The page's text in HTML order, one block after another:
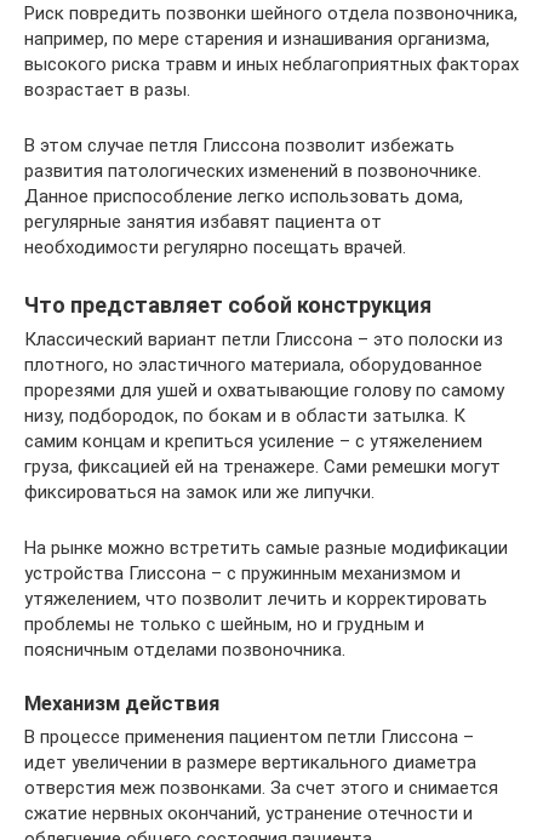
Риск повредить позвонки шейного отдела позвоночника,
например, по мере старения и изнашивания организма,
высокого риска травм и иных неблагоприятных факторах
возрастает в разы.
В этом случае петля Глиссона позволит избежать
развития патологических изменений в позвоночнике.
Данное приспособление легко использовать дома,
регулярные занятия избавят пациента от
необходимости регулярно посещать врачей.
Что представляет собой конструкция
Классический вариант петли Глиссона – это полоски из
плотного, но эластичного материала, оборудованное
прорезями для ушей и охватывающие голову по самому
низу, подбородок, по бокам и в области затылка. К
самим концам и крепиться усиление – с утяжелением
груза, фиксацией ей на тренажере. Сами ремешки могут
фиксироваться на замок или же липучки.
На рынке можно встретить самые разные модификации
устройства Глиссона – с пружинным механизмом и
утяжелением, что позволит лечить и корректировать
проблемы не только с шейным, но и грудным и
поясничным отделами позвоночника.
Механизм действия
В процессе применения пациентом петли Глиссона –
идет увеличении в размере вертикального диаметра
отверстия меж позвонками. За счет этого и снимается
сжатие нервных окончаний, устранение отечности и